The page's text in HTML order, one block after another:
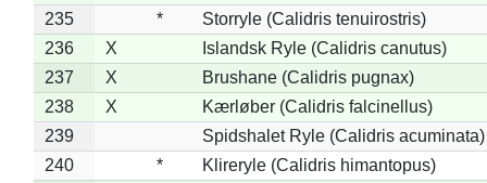
235
*
Storryle (Calidris tenuirostris)
236
X
Islandsk Ryle (Calidris canutus)
237
X
Brushane (Calidris pugnax)
238
X
Kærløber (Calidris falcinellus)
239
Spidshalet Ryle (Calidris acuminata)
240
*
Klireryle (Calidris himantopus)